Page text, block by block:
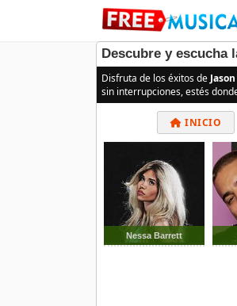
Descubre y escucha
Disfruta de los éxitos de
sin interrupciones, estés
INICIO
Nessa Barrett